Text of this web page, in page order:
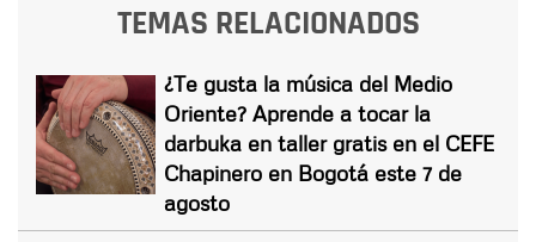
TEMAS RELACIONADOS
¿Te gusta la música del Medio
Oriente? Aprende a tocar la
darbuka en taller gratis en el CEFE
Chapinero en Bogotá este 7 de
agosto